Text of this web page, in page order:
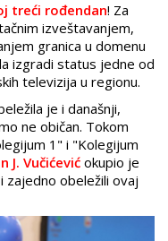
treći rođendan! Za
izveštavanjem,
granica u domenu
izgradi status jedne od
televizija u regionu.
je i današnji,
ne običan. Tokom
1" i "Kolegijum
J. Vučićević okupio je
zajedno obeležili ovaj